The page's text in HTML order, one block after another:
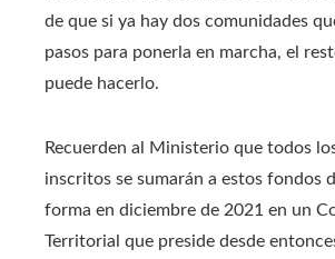
de que si ya hay dos comunidades
pasos para ponerla en marcha, el
puede hacerlo.
Recuerden al Ministerio que todos
inscritos se sumarán a estos fondos
forma en diciembre de 2021 en un
Territorial que preside desde